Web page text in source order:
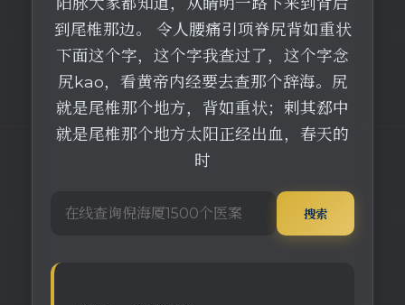
到尾椎那边。 令人腰痛引项脊尻背如重状
下面这个字，这个字我查过了，这个字念
尻kao，看黄帝内经要去查那个辞海。尻
就是尾椎那个地方，背如重状；剌其郄中
就是尾椎那个地方太阳正经出血，春天的
时
搜索